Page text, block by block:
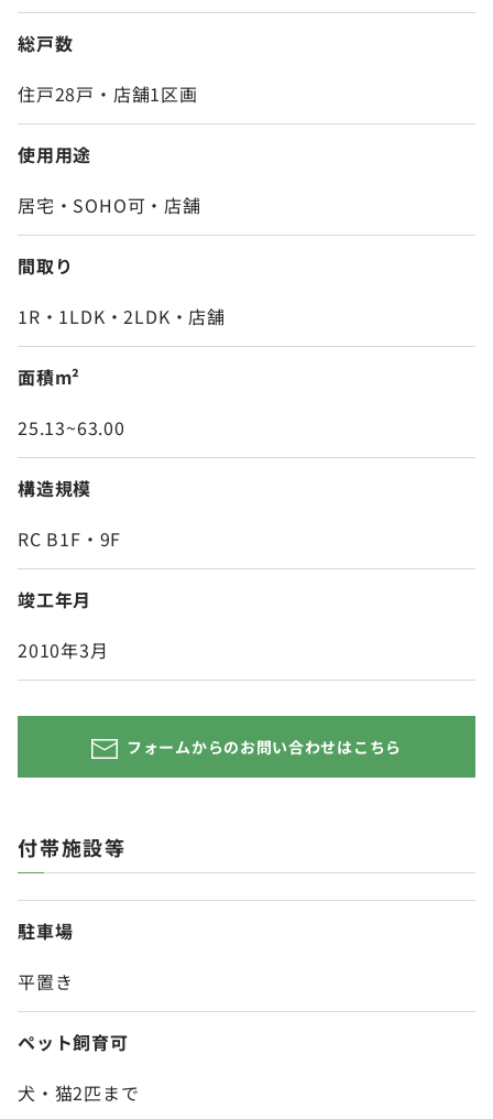
総戸数
住戸28戸・店舗1区画
使用用途
居宅・SOHO可・店舗
間取り
1R・1LDK・2LDK・店舗
面積m²
25.13~63.00
構造規模
RC B1F・9F
竣工年月
2010年3月
フォームからのお問い合わせはこちら
付帯施設等
駐車場
平置き
ペット飼育可
犬・猫2匹まで